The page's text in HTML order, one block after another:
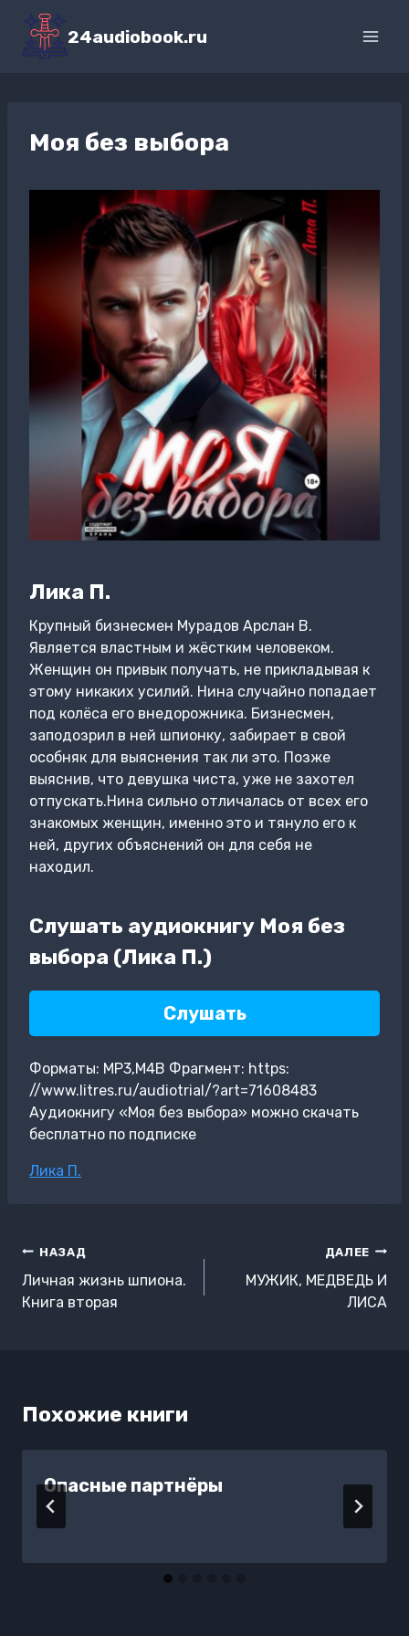
Перейти
содержимому
24audiobook.ru
Моя без выбора
Лика П.
Крупный бизнесмен Мурадов Арслан В.
Является властным и жёстким человеком.
Женщин он привык получать, не прикладывая к
этому никаких усилий. Нина случайно попадает
под колёса его внедорожника. Бизнесмен,
заподозрил в ней шпионку, забирает в свой
особняк для выяснения так ли это. Позже
выяснив, что девушка чиста, уже не захотел
отпускать.Нина сильно отличалась от всех его
знакомых женщин, именно это и тянуло его к
ней, других объяснений он для себя не
находил.
Слушать аудиокнигу Моя без
выбора (Лика П.)
Слушать
Форматы: MP3,M4B Фрагмент: https:
//www.litres.ru/audiotrial/?art=71608483
Аудиокнигу «Моя без выбора» можно скачать
бесплатно по подписке
Метки
Лика П.
Навигация
по
записям
НАЗАД
Личная жизнь шпиона.
Книга вторая
ДАЛЕЕ
МУЖИК, МЕДВЕДЬ И
ЛИСА
Похожие книги
Опасные партнёры